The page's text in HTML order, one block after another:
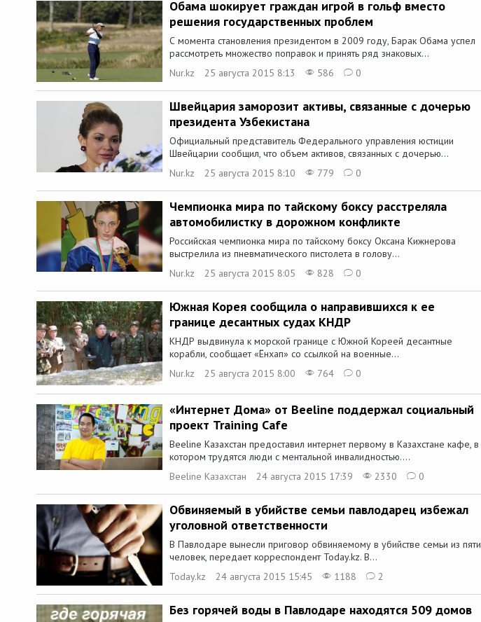
Обама шокирует граждан игрой в гольф вместо
решения государственных проблем
С момента становления президентом в 2009 году, Барак Обама успел
рассмотреть множество поправок и принять ряд знаковых...
Nur.kz
25 августа 2015 8:13 586 0
Швейцария заморозит активы, связанные с дочерью
президента Узбекистана
Официальный представитель Федерального управления юстиции
Швейцарии сообщил, что объем активов, связанных с дочерью...
Nur.kz
25 августа 2015 8:10 779 0
Чемпионка мира по тайскому боксу расстреляла
автомобилистку в дорожном конфликте
Российская чемпионка мира по тайскому боксу Оксана Кижнерова
выстрелила из пневматического пистолета в голову...
Nur.kz
25 августа 2015 8:05 828 0
Южная Корея сообщила о направившихся к ее
границе десантных судах КНДР
КНДР выдвинула к морской границе с Южной Кореей десантные
корабли, сообщает «Ёнхап» со ссылкой на военные...
Nur.kz
25 августа 2015 8:00 764 0
«Интернет Дома» от Beeline поддержал социальный
проект Training Cafe
Beeline Казахстан предоставил интернет первому в Казахстане кафе, в
котором трудятся люди с ментальной инвалидностью....
Beeline Казахстан
24 августа 2015 17:39 2330 0
Обвиняемый в убийстве семьи павлодарец избежал
уголовной ответственности
В Павлодаре вынесли приговор обвиняемому в убийстве семьи из пяти
человек, передает корреспондент Today.kz. В...
Today.kz
24 августа 2015 15:45 1188 2
Без горячей воды в Павлодаре находятся 509 домов